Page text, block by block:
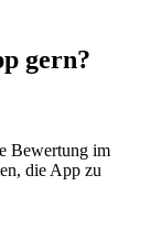
gern?
Bewertung im
die App zu